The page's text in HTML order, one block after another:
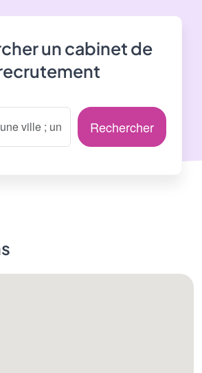
un cabinet de
Rechercher